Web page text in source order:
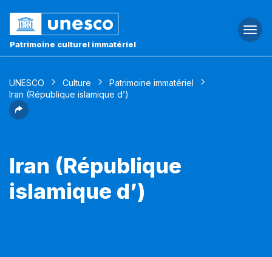
Patrimoine culturel immatériel
UNESCO Culture
Patrimoine immatériel
Iran (République islamique d’)
Iran (République
islamique d’)